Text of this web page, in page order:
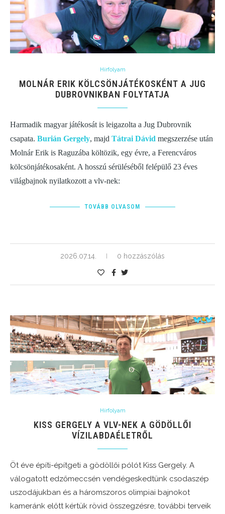
Hírfolyam
MOLNÁR ERIK KÖLCSÖNJÁTÉKOSKÉNT A JUG
DUBROVNIKBAN FOLYTATJA
Harmadik magyar játékosát is leigazolta a Jug Dubrovnik
csapata. Burián Gergely, majd Tátrai Dávid megszerzése után
Molnár Erik is Raguzába költözik, egy évre, a Ferencváros
kölcsönjátékosaként. A hosszú sérüléséből felépülő 23 éves
világbajnok nyilatkozott a vlv-nek:
TOVÁBB OLVASOM
2026.07.14. 0 hozzászólás
Hírfolyam
KISS GERGELY A VLV-NEK A GÖDÖLLŐI
VÍZILABDAÉLETRŐL
Öt éve építi-építgeti a gödöllői pólót Kiss Gergely. A
válogatott edzőmeccsén vendégeskedtünk csodaszép
uszodájukban és a háromszoros olimpiai bajnokot
kameránk előtt kértük rövid összegzésre, további terveik